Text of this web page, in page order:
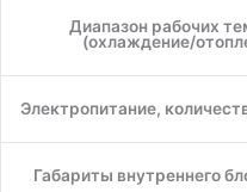
Диапазон рабочих
(охлаждение/
Электропитание,
Габариты внутреннего